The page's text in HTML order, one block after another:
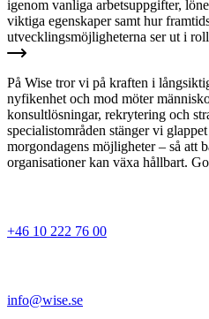
igenom vanliga arbetsuppgifter,
viktiga egenskaper samt hur
utvecklingsmöjligheterna ser ut i
På Wise tror vi på kraften i
nyfikenhet och mod möter
konsultlösningar, rekrytering och
specialistområden stänger vi
morgondagens möjligheter – så att
organisationer kan växa hållbart.
+46 10 222 76 00
info@wise.se